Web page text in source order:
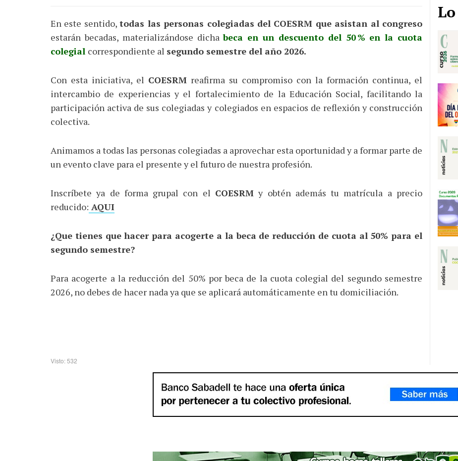
En este sentido,todas las personas colegiadas del COESRM que asistan al congreso
estarán becadas, materializándose dichabeca en un descuento del 50 % en la cuota
colegial correspondiente al segundo semestre del año 2026.
Con esta iniciativa, el COESRM reafirma su compromiso con la formación continua, el
intercambio de experiencias y el fortalecimiento de la Educación Social, facilitando la
participación activa de sus colegiadas y colegiados en espacios de reflexión y construcción
colectiva.
Animamos a todas las personas colegiadas a aprovechar esta oportunidad y a formar parte de
un evento clave para el presente y el futuro de nuestra profesión.
Inscríbete ya de forma grupal con el COESRM y obtén además tu matrícula a precio
reducido: AQUI
¿Que tienes que hacer para acogerte a la beca de reducción de cuota al 50% para el
segundo semestre?
Para acogerte a la reducción del 50% por beca de la cuota colegial del segundo semestre
2026, no debes de hacer nada ya que se aplicará automáticamente en tu domiciliación.
Visto: 532